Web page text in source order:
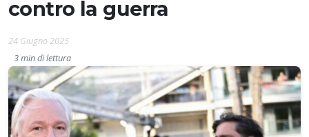
contro la guerra
24 Giugno 2025
3 min di lettura